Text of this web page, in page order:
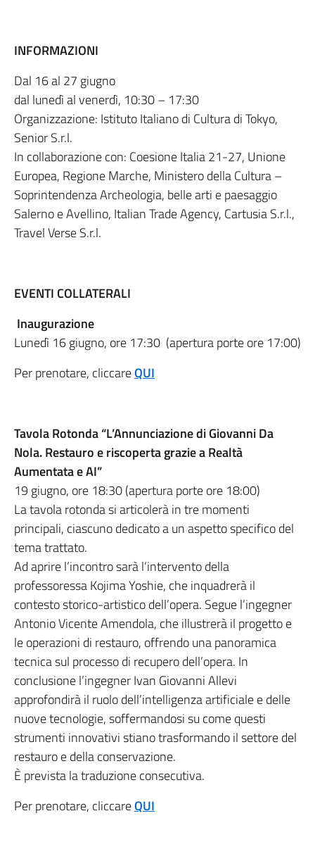
INFORMAZIONI
Dal 16 al 27 giugno
dal lunedì al venerdì, 10:30 – 17:30
Organizzazione: Istituto Italiano di Cultura di Tokyo,
SeniorS.r.l.
In collaborazione con: Coesione Italia 21-27, Unione
Europea, Regione Marche, Ministero della Cultura –
Soprintendenza Archeologia, belle arti e paesaggio
Salerno e Avellino, Italian Trade Agency, CartusiaS.r.l.,
Travel VerseS.r.l.
EVENTI COLLATERALI
Inaugurazione
Lunedì 16 giugno, ore 17:30 (apertura porte ore 17:00)
Per prenotare, cliccareQUI
Tavola Rotonda “L’Annunciazione di Giovanni Da
Nola. Restauro e riscoperta grazie a Realtà
Aumentata e AI”
19 giugno, ore 18:30 (apertura porte ore 18:00)
La tavola rotonda si articolerà in tre momenti
principali, ciascuno dedicato a un aspetto specifico del
tema trattato.
Ad aprire l’incontro sarà l’intervento della
professoressa Kojima Yoshie, che inquadrerà il
contesto storico-artistico dell’opera. Segue l’ingegner
Antonio Vicente Amendola, che illustrerà il progetto e
le operazioni di restauro, offrendo una panoramica
tecnica sul processo di recupero dell’opera. In
conclusione l’ingegner Ivan Giovanni Allevi
approfondirà il ruolo dell’intelligenza artificiale e delle
nuove tecnologie, soffermandosi su come questi
strumenti innovativi stiano trasformando il settore del
restauro e della conservazione.
È prevista la traduzione consecutiva.
Per prenotare, cliccareQUI